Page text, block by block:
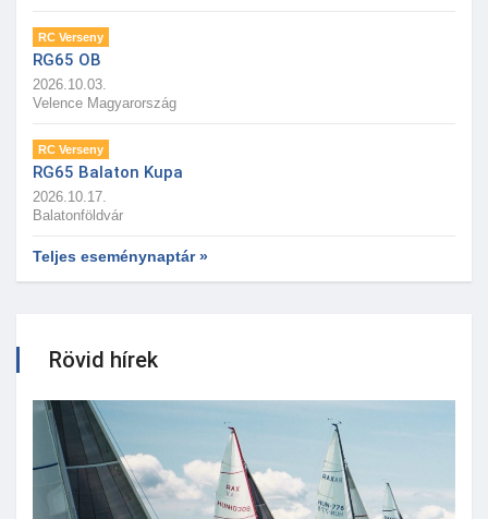
RC Verseny
RG65 OB
2026.10.03.
Velence Magyarország
RC Verseny
RG65 Balaton Kupa
2026.10.17.
Balatonföldvár
Teljes eseménynaptár »
Rövid hírek